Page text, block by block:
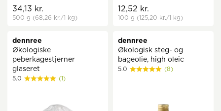
34,13 kr.
500 g (68,26 kr./1 kg)
12,52 kr.
100 g (125,20 kr./1 kg)
dennree
Økologiske
peberkagestjerner
glaseret
5.0 (1)
dennree
Økologisk steg- og
bageolie, high oleic
5.0 (8)